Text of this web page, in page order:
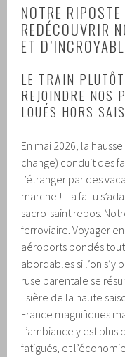
NOTRE
REDÉCOUVRIR
ET
LE TRAIN
REJOINDRE NOS
LOUÉS HORS
En mai 2026, la
change) conduit des
l’étranger par des
marche ! Il a fallu
sacro-saint repos.
ferroviaire. Voyager
aéroports bondés
abordables si l’on
ruse parentale se
lisière de la haute
France magnifiques
L’ambiance y est
fatigués, et